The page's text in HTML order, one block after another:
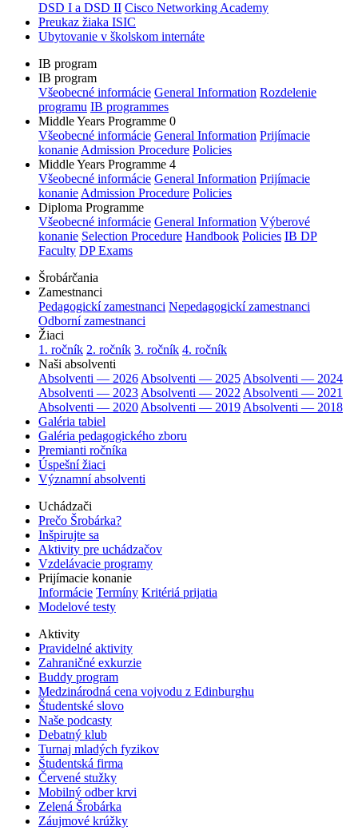
DSD I a DSD II Cisco Networking Academy
Preukaz žiaka ISIC
Ubytovanie v školskom internáte
IB program
IB program
Všeobecné informácie General Information Rozdelenie
programu IB programmes
Middle Years Programme 0
Všeobecné informácie General Information Prijímacie
konanieAdmission Procedure Policies
Middle Years Programme 4
Všeobecné informácie General Information Prijímacie
konanieAdmission Procedure Policies
Diploma Programme
Všeobecné informácie General Information Výberové
konanie Selection Procedure Handbook Policies IB DP
Faculty DP Exams
Šrobárčania
Zamestnanci
Pedagogickí zamestnanci Nepedagogickí zamestnanci
Odborní zamestnanci
Žiaci
1. ročník 2. ročník 3. ročník 4. ročník
Naši absolventi
Absolventi — 2026Absolventi — 2025Absolventi — 2024
Absolventi — 2023Absolventi — 2022Absolventi — 2021
Absolventi — 2020Absolventi — 2019Absolventi — 2018
Galéria tabiel
Galéria pedagogického zboru
Premianti ročníka
Úspešní žiaci
Významní absolventi
Uchádzači
Prečo Šrobárka?
Inšpirujte sa
Aktivity pre uchádzačov
Vzdelávacie programy
Prijímacie konanie
Informácie Termíny Kritériá prijatia
Modelové testy
Aktivity
Pravidelné aktivity
Zahraničné exkurzie
Buddy program
Medzinárodná cena vojvodu z Edinburghu
Študentské slovo
Naše podcasty
Debatný klub
Turnaj mladých fyzikov
Študentská firma
Červené stužky
Mobilný odber krvi
Zelená Šrobárka
Záujmové krúžky